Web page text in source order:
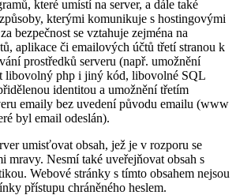
které umístí na server, a dále také
kterými komunikuje s hostingovými
bezpečnost se vztahuje zejména na
aplikace či emailových účtů třetí stranou k
prostředků serveru (např. umožnění
libovolný php i jiný kód, libovolné SQL
identitou a umožnění třetím
emaily bez uvedení původu emailu (www
byl email odeslán).
umisťovat obsah, jež je v rozporu se
mravy. Nesmí také uveřejňovat obsah s
Webové stránky s tímto obsahem nejsou
přístupu chráněného heslem.